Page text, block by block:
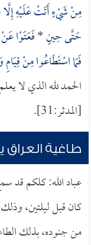
مِنْ شَيْءٍ أَتَتْ عَلَيْهِ إِلَّا
حَتَّى حِينٍ*فَعَتَوْا
فَمَا اسْتَطَاعُوا مِنْ
الحمد لله الذي لا
[المدثر:31].
طاغية العراق
عباد الله: كلكم قد
كان قبل ليلتين،
من جنوده، بذلك